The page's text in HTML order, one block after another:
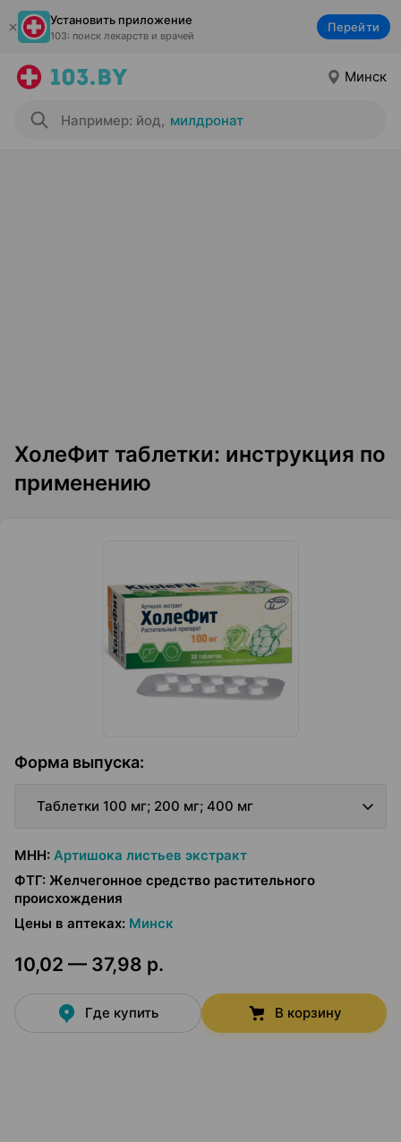
Установить приложение
103: поиск лекарств и врачей
Перейти
Минск
Например: йод, милдронат
ХолеФит таблетки: инструкция по
применению
Форма выпуска:
Таблетки 100 мг; 200 мг; 400 мг
МНН: Артишока листьев экстракт
ФТГ: Желчегонное средство растительного
происхождения
Цены в аптеках: Минск
10,02 — 37,98 р.
Где купить В корзину